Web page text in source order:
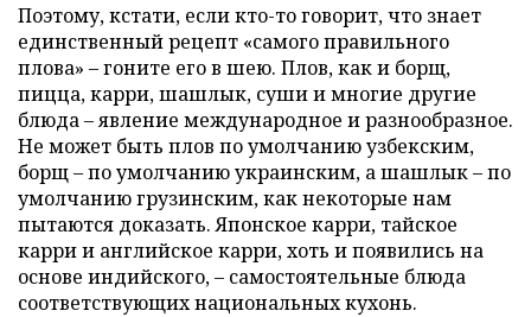
Поэтому, кстати, если кто-то говорит, что знает
единственный рецепт «самого правильного
плова» – гоните его в шею. Плов, как и борщ,
пицца, карри, шашлык, суши и многие другие
блюда – явление международное и разнообразное.
Не может быть плов по умолчанию узбекским,
борщ – по умолчанию украинским, а шашлык – по
умолчанию грузинским, как некоторые нам
пытаются доказать. Японское карри, тайское
карри и английское карри, хоть и появились на
основе индийского, – самостоятельные блюда
соответствующих национальных кухонь.